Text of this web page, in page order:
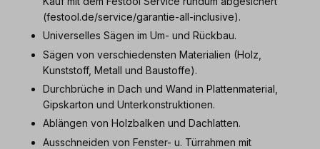
(festool.de/service/garantie-all-inclusive).
Universelles Sägen im Um- und Rückbau.
Sägen von verschiedensten Materialien (Holz,
Kunststoff, Metall und Baustoffe).
Durchbrüche in Dach und Wand in Plattenmaterial,
Gipskarton und Unterkonstruktionen.
Ablängen von Holzbalken und Dachlatten.
Ausschneiden von Fenster- u. Türrahmen mit